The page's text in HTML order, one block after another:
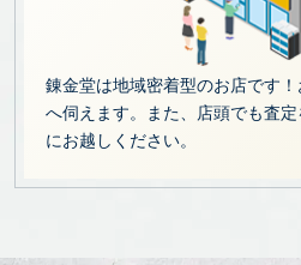
錬金堂は地域密着型のお店です
へ伺えます。また、店頭でも査
にお越しください。